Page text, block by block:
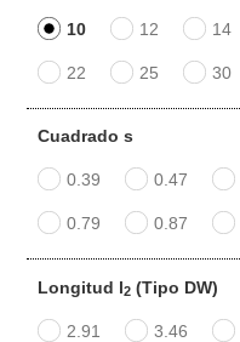
10 12 14
22 25 30
Cuadrado s
0.39 0.47
0.79 0.87
Longitud l2(Tipo DW)
2.91 3.46